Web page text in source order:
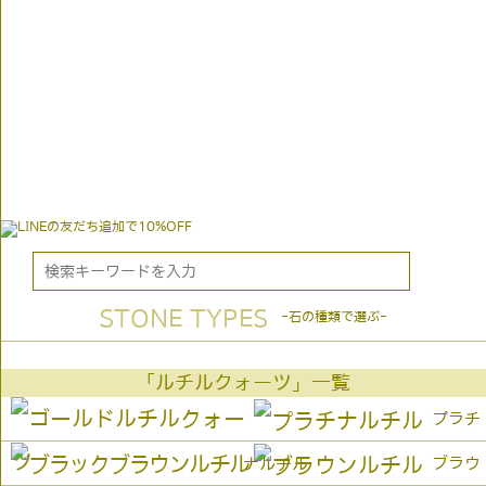
STONE TYPES -石の種類で選ぶ-
「ルチルクォーツ」一覧
プラチ
ナルチル ブラウ